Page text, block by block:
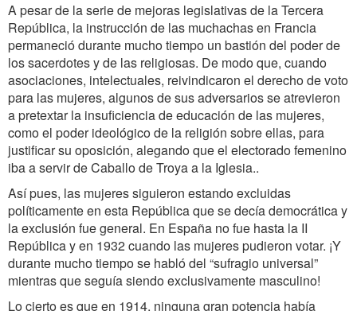
A pesar de la serie de mejoras legislativas de la Tercera
República, la instrucción de las muchachas en Francia
permaneció durante mucho tiempo un bastión del poder de
los sacerdotes y de las religiosas. De modo que, cuando
asociaciones, intelectuales, reivindicaron el derecho de voto
para las mujeres, algunos de sus adversarios se atrevieron
a pretextar la insuficiencia de educación de las mujeres,
como el poder ideológico de la religión sobre ellas, para
justificar su oposición, alegando que el electorado femenino
iba a servir de Caballo de Troya a la Iglesia..
Así pues, las mujeres siguieron estando excluidas
políticamente en esta República que se decía democrática y
la exclusión fue general. En España no fue hasta la II
República y en 1932 cuando las mujeres pudieron votar. ¡Y
durante mucho tiempo se habló del “sufragio universal”
mientras que seguía siendo exclusivamente masculino!
Lo cierto es que en 1914, ninguna gran potencia había